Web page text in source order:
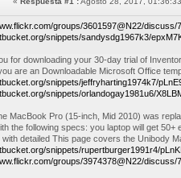
groups/3601597@N22/discuss/
snippets/sandysdg1967k3/
for downloading your 30-day trial of
are an Downloadable Microsoft Office
snippets/jeffryharting1974k7/
snippets/orlandogay1981u6/
MacBook Pro (15-inch, Mid 2010) was
the following specs: you laptop will get
with detailed This page covers the Unibody
snippets/rupertburger1991r4/
groups/3974378@N22/discuss/